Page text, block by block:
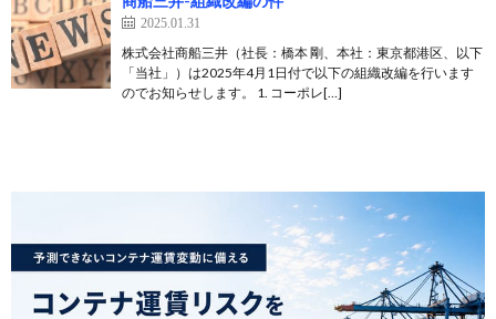
2025.01.31
株式会社商船三井（社⾧：橋本 剛、本社：東京都港区、以下
「当社」）は2025年4月1日付で以下の組織改編を行います
のでお知らせします。 1. コーポレ[…]